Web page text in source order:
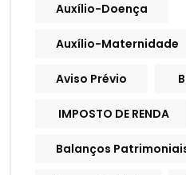
Auxílio-Doença
Auxílio-Maternidade
Aviso Prévio
IMPOSTO DE RENDA
Balanços